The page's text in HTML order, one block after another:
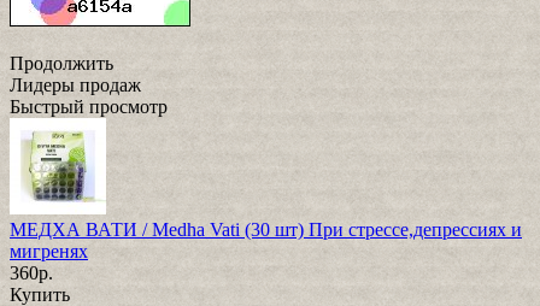
Продолжить
Лидеры продаж
Быстрый просмотр
МЕДХА ВАТИ / Medha Vati (30 шт) При стрессе,депрессиях и
мигренях
360р.
Купить